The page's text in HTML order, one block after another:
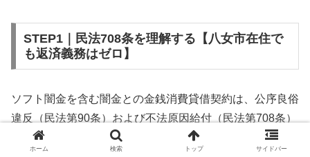
STEP1｜民法708条を理解する【八女市在住で
も返済義務はゼロ】
ソフト闇金を含む闇金との金銭消費貸借契約は、公序良俗
違反（民法第90条）および不法原因給付（民法第708条）
に該当するため、法的には無効です。八女市在住であって
ホーム 検索 トップ サイドバー